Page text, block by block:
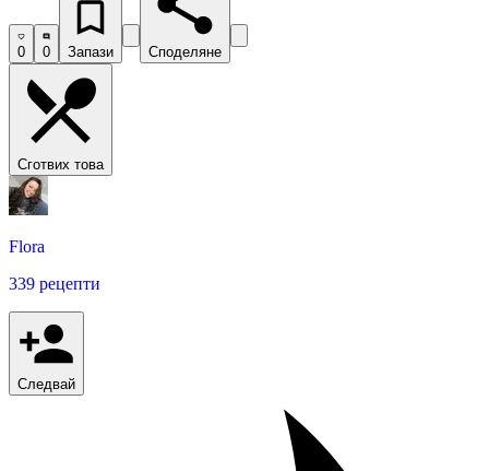
0 0 Запази Споделяне
Сготвих това
Flora
339 рецепти
Следвай